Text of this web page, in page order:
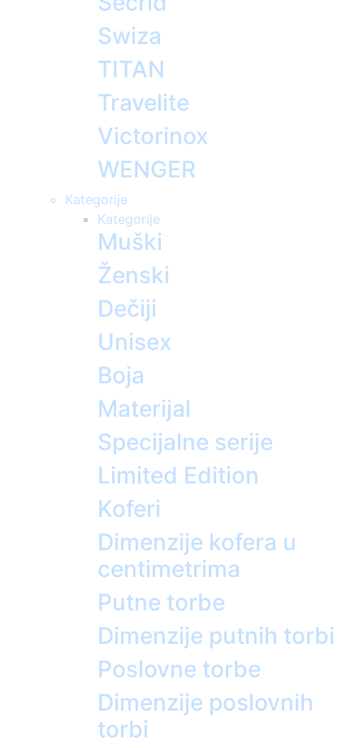
Swiza
TITAN
Travelite
Victorinox
WENGER
Kategorije
Kategorije
Muški
Ženski
Dečiji
Unisex
Boja
Materijal
Specijalne serije
Limited Edition
Koferi
Dimenzije kofera u
centimetrima
Putne torbe
Dimenzije putnih torbi
Poslovne torbe
Dimenzije poslovnih
torbi